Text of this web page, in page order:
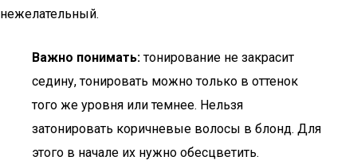
нежелательный.
Важно понимать:тонирование не закрасит
седину, тонировать можно только в оттенок
того же уровня или темнее. Нельзя
затонировать коричневые волосы в блонд. Для
этого в начале их нужно обесцветить.